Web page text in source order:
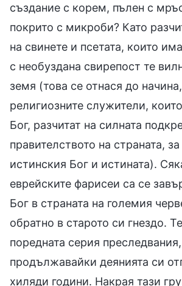
създание с корем, пълен с
покрито с микроби? Като
на свинете и псетата, които
с необуздана свирепост те
земя (това се отнася до
религиозните служители,
Бог, разчитат на силната
правителството на страната,
истинския Бог и истината).
еврейските фарисеи са се
Бог в страната на големия
обратно в старото си гнездо.
поредната серия преследвания,
продължавайки деянията си
хиляди години. Накрая тази